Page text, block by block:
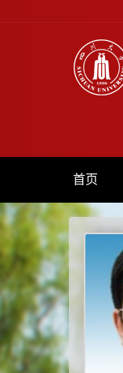
首页